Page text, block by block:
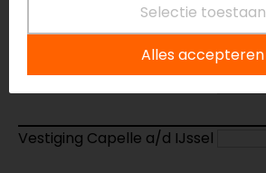
Vestiging Apeldoorn
Vestiging Capelle a/d IJssel
Selectie toestaan
Alles accepteren